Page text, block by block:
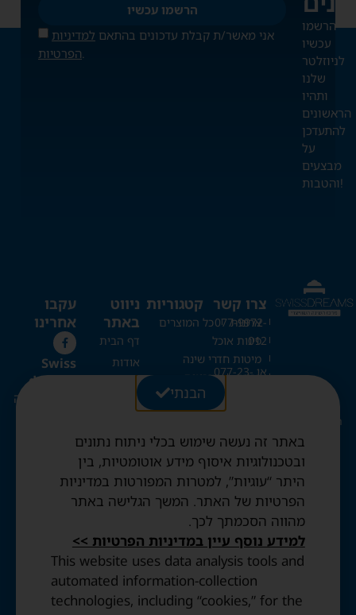
הרשמו
עכשיו
לניוזלטר
שלנו
ותהיו
הראשונים
להתעדכן
על
מבצעים
והטבות!
אני מאשר/ת קבלת עדכונים בהתאם למדיניות
הפרטיות.
הרשמו עכשיו
צרו קשר
077-9972-
012
או 077-23-
Swissdreams1@gmail.com
רחוב עזרת
תורה 28,
ירושלים
שעות פתיחה:
ימים א'-ה':
10:30-20:00
יום ו': בתאום
מראש בלבד
קטגוריות
כל המוצרים
ארונות
פינות אוכל
מיטות חדרי שינה
מזרונים
כריות
ספות נפתחות
מיטות קומותיים
מיטות מתקפלות
שמיכות וכריות שוויצריות
מיטות נוער
שמיכות פריד ופנדה
ניווט
באתר
דף הבית
אודות
כל המוצרים
בלוג
החשבון שלי
עגלה
תקנון האתר
הצהרת
נגישות
עקבו
אחרינו
Swiss
dreams
מרכז השינה
הבנתי
באתר זה נעשה שימוש בכלי ניתוח נתונים
ובטכנולוגיות איסוף מידע אוטומטיות, בין
היתר “עוגיות”, למטרות המפורטות במדיניות
הפרטיות של האתר. המשך הגלישה באתר
מהווה הסכמתך לכך.
למידע נוסף עיין במדיניות הפרטיות >>
This website uses data analysis tools and
automated information-collection
technologies, including “cookies,” for the